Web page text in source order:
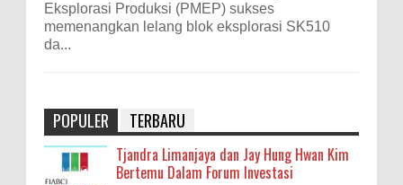
Eksplorasi Produksi (PMEP) sukses
memenangkan lelang blok eksplorasi SK510
da...
POPULER TERBARU
Tjandra Limanjaya dan Jay Hung Hwan Kim
Bertemu Dalam Forum Investasi